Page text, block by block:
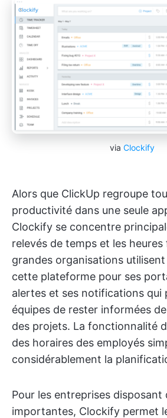
via Clockify
Alors que ClickUp regroupe
productivité dans une seule
Clockify se concentre
relevés de temps et les
grandes organisations
cette plateforme pour ses
alertes et ses notifications qui
équipes de rester informées
des projets. La fonctionnalité
des horaires des employés
considérablement la
Pour les entreprises disposant
importantes, Clockify permet